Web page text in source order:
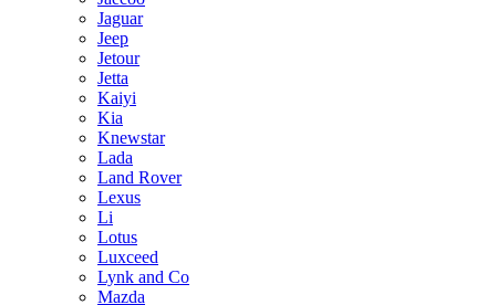
Jaguar
Jeep
Jetour
Jetta
Kaiyi
Kia
Knewstar
Lada
Land Rover
Lexus
Li
Lotus
Luxceed
Lynk and Co
Mazda